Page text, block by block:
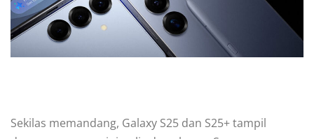
Sekilas memandang, Galaxy S25 dan S25+ tampil